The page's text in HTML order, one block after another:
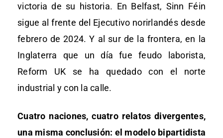
victoria de su historia. En Belfast, Sinn Féin
sigue al frente del Ejecutivo norirlandés desde
febrero de 2024. Y al sur de la frontera, en la
Inglaterra que un día fue feudo laborista,
Reform UK se ha quedado con el norte
industrial y con la calle.
Cuatro naciones, cuatro relatos divergentes,
una misma conclusión: el modelo bipartidista